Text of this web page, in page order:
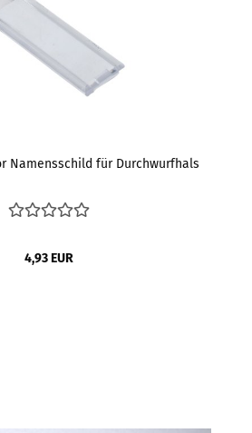
Namensschild für Durchwurfhals
4,93 EUR